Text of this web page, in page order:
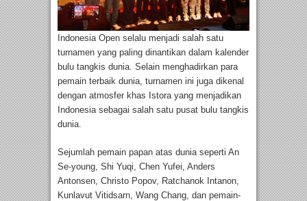
Indonesia Open selalu menjadi salah satu
turnamen yang paling dinantikan dalam kalender
bulu tangkis dunia. Selain menghadirkan para
pemain terbaik dunia, turnamen ini juga dikenal
dengan atmosfer khas Istora yang menjadikan
Indonesia sebagai salah satu pusat bulu tangkis
dunia.
Sejumlah pemain papan atas dunia seperti An
Se-young, Shi Yuqi, Chen Yufei, Anders
Antonsen, Christo Popov, Ratchanok Intanon,
Kunlavut Vitidsarn, Wang Chang, dan pemain-